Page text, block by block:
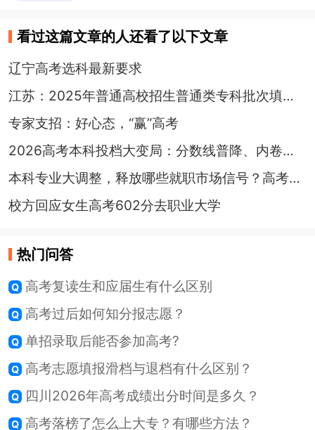
看过这篇文章的人还看了以下文章
辽宁高考选科最新要求
江苏：2025年普通高校招生普通类专科批次填报征求志愿通告
专家支招：好心态，“赢”高考
2026高考本科投档大变局：分数线普降、内卷加剧！
本科专业大调整，释放哪些就职市场信号？高考生怎么选？
校方回应女生高考602分去职业大学
热门问答
高考复读生和应届生有什么区别
高考过后如何知分报志愿？
单招录取后能否参加高考?
高考志愿填报滑档与退档有什么区别？
四川2026年高考成绩出分时间是多久？
高考落榜了怎么上大专？有哪些方法？